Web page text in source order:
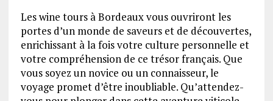
Les wine tours à Bordeaux vous ouvriront les
portes d’un monde de saveurs et de découvertes,
enrichissant à la fois votre culture personnelle et
votre compréhension de ce trésor français. Que
vous soyez un novice ou un connaisseur, le
voyage promet d’être inoubliable. Qu’attendez-